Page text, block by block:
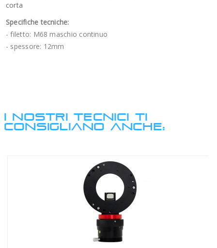
corta
Specifiche tecniche:
- filetto: M68 maschio continuo
- spessore: 12mm
I NOSTRI TECNICI TI
CONSIGLIANO ANCHE: